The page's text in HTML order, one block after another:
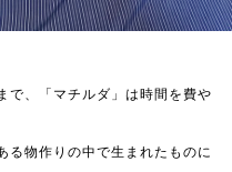
で、「マチルダ」は時間を費や
る物作りの中で生まれたものに